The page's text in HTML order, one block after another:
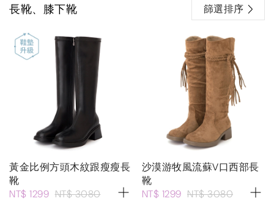
長靴、膝下靴 篩選排序
黃金比例方頭木紋跟瘦瘦長
靴
NT$ 1299 NT$ 3080
沙漠游牧風流蘇V口西部長
靴
NT$ 1299 NT$ 3080